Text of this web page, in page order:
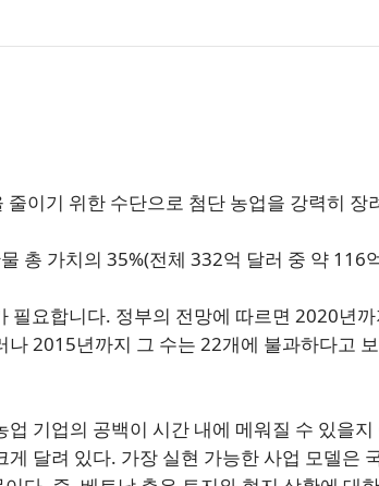
이기 위한 수단으로 첨단 농업을 강력히 장
총 가치의 35%(전체 332억 달러 중 약 116
요합니다. 정부의 전망에 따르면 2020년
2015년까지 그 수는 22개에 불과하다고
업 기업의 공백이 시간 내에 메워질 수 있을지
게 달려 있다. 가장 실현 가능한 사업 모델은